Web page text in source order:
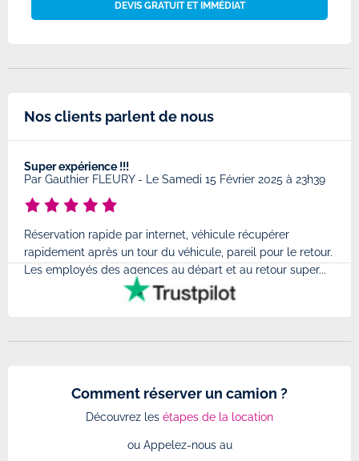
DEVIS GRATUIT ET IMMÉDIAT
Nos clients parlent de nous
Super expérience !!!
Par Gauthier FLEURY- Le Samedi 15 Février 2025 à 23h39
Réservation rapide par internet, véhicule récupérer
rapidement après un tour du véhicule, pareil pour le retour.
Les employés des agences au départ et au retour super...
Comment réserver un camion ?
Découvrez les étapes de la location
ou Appelez-nous au